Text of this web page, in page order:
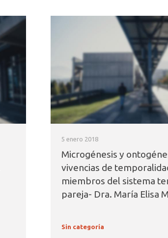
5 enero 2018
Microgénesis y
vivencias de
miembros del sistema
pareja- Dra. María Elisa
Sin categoría